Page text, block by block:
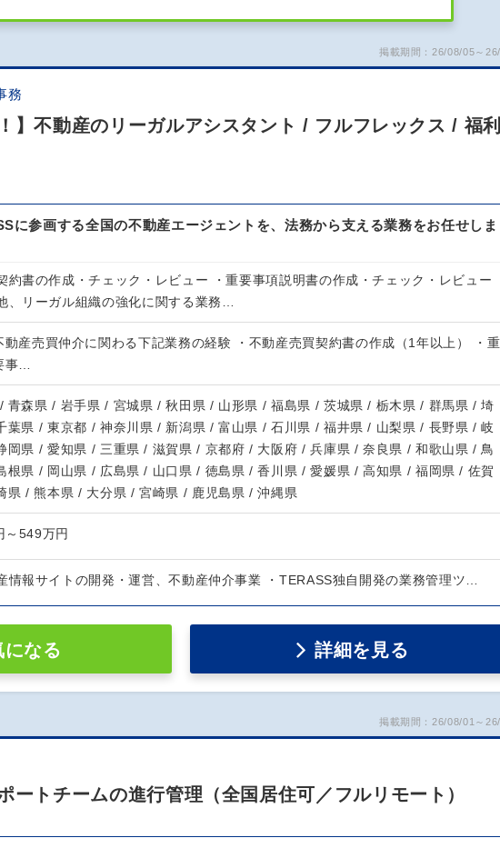
掲載期間：26/08/05～
務
】不動産のリーガルアシスタント / フルフレックス / 福
に参画する全国の不動産エージェントを、法務から支える業務をお任せしま
約書の作成・チェック・レビュー ・重要事項説明書の作成・チェック・レビュー
、リーガル組織の強化に関する業務…
動産売買仲介に関わる下記業務の経験 ・不動産売買契約書の作成（1年以上） ・重
事…
青森県 / 岩手県 / 宮城県 / 秋田県 / 山形県 / 福島県 / 茨城県 / 栃木県 / 群馬県 / 埼
葉県 / 東京都 / 神奈川県 / 新潟県 / 富山県 / 石川県 / 福井県 / 山梨県 / 長野県 / 岐
岡県 / 愛知県 / 三重県 / 滋賀県 / 京都府 / 大阪府 / 兵庫県 / 奈良県 / 和歌山県 / 鳥
根県 / 岡山県 / 広島県 / 山口県 / 徳島県 / 香川県 / 愛媛県 / 高知県 / 福岡県 / 佐賀
県 / 熊本県 / 大分県 / 宮崎県 / 鹿児島県 / 沖縄県
～549万円
情報サイトの開発・運営、不動産仲介事業 ・TERASS独自開発の業務管理ツ…
になる 詳細を見る
掲載期間：26/08/01～
ートチームの進行管理（全国居住可／フルリモート）